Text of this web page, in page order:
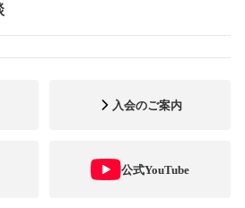
入会のご案内
公式YouTube
谷駅
3409-5543